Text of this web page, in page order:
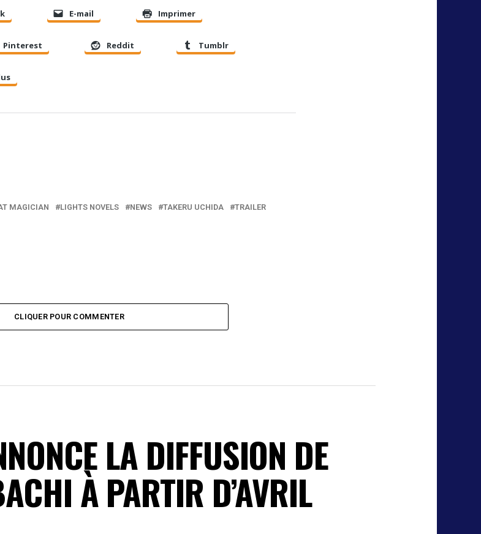
E-mail Imprimer
Pinterest Reddit Tumblr
MAGICIAN LIGHTS NOVELS NEWS TAKERU UCHIDA TRAILER
CLIQUER POUR COMMENTER
LA DIFFUSION DE
À PARTIR D’AVRIL